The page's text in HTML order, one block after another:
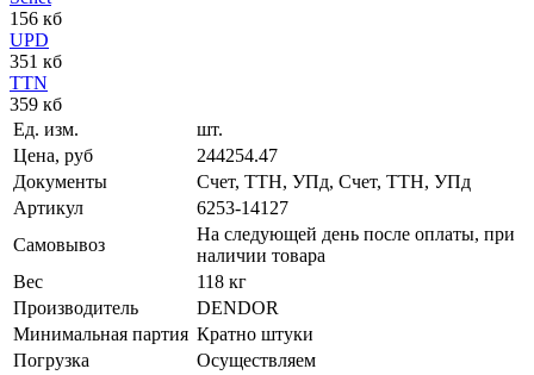
156 кб
UPD
351 кб
TTN
359 кб
Ед. изм.
шт.
Цена, руб
244254.47
Документы
Счет, ТТН, УПд, Счет, ТТН, УПд
Артикул
6253-14127
Самовывоз
На следующей день после оплаты, при
наличии товара
Вес
118 кг
Производитель
DENDOR
Минимальная партия Кратно штуки
Погрузка
Осуществляем